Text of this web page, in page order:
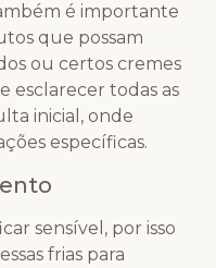
é importante
que possam
ou certos cremes
esclarecer todas as
inicial, onde
específicas.
sensível, por isso
frias para